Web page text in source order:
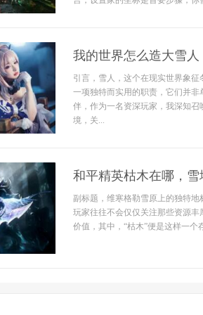
我的世界怎么造大雪
引言，雪人，这个在现实世界象
一项独特而实用的职责，它们并
伴，作为一名资深玩家，我深知
境，关...
和平精英枯木在哪，
副标题，维寒格勒雪原上的独特
玩家往往不会仅仅关注那些资源
价值，其中，“枯木”便是这样一